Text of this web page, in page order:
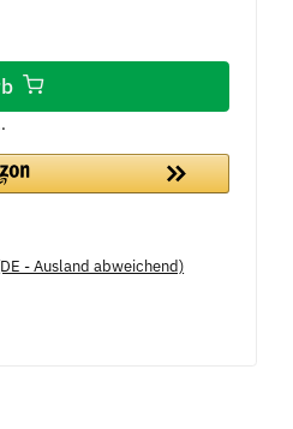
- Ausland abweichend)